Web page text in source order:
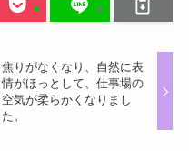
焦りがなくなり、自然に表
情がほっとして、仕事場の
空気が柔らかくなりまし
た。